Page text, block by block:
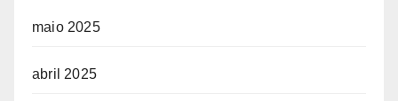
maio 2025
abril 2025